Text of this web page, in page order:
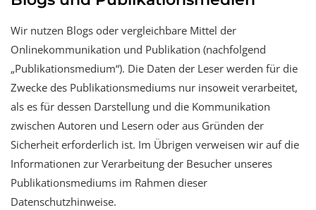
Wir nutzen Blogs oder vergleichbare Mittel der
Onlinekommunikation und Publikation (nachfolgend
„Publikationsmedium“). Die Daten der Leser werden für die
Zwecke des Publikationsmediums nur insoweit verarbeitet,
als es für dessen Darstellung und die Kommunikation
zwischen Autoren und Lesern oder aus Gründen der
Sicherheit erforderlich ist. Im Übrigen verweisen wir auf die
Informationen zur Verarbeitung der Besucher unseres
Publikationsmediums im Rahmen dieser
Datenschutzhinweise.